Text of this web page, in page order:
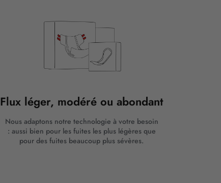
Flux léger, modéré ou abondant
Nous adaptons notre technologie à votre besoin
: aussi bien pour les fuites les plus légères que
pour des fuites beaucoup plus sévères.